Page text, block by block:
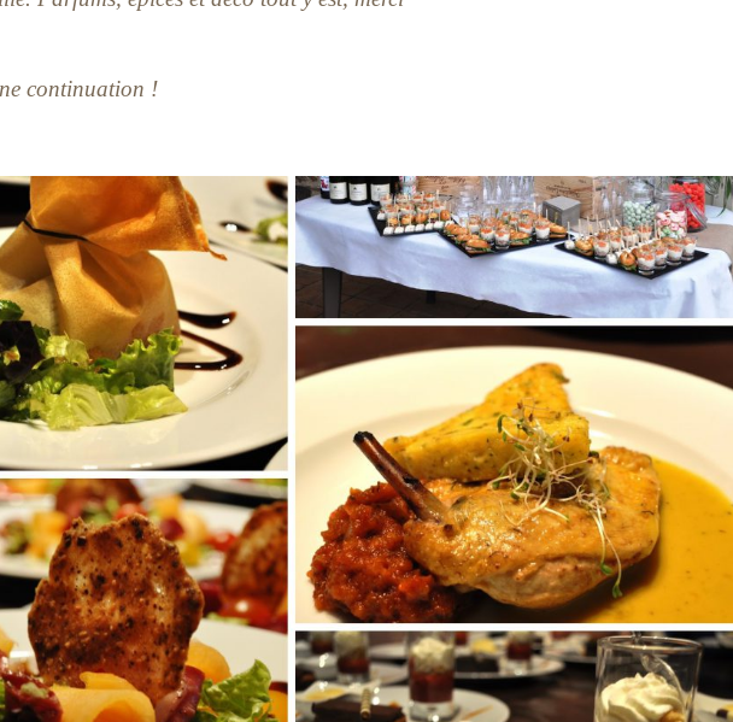
continuation !